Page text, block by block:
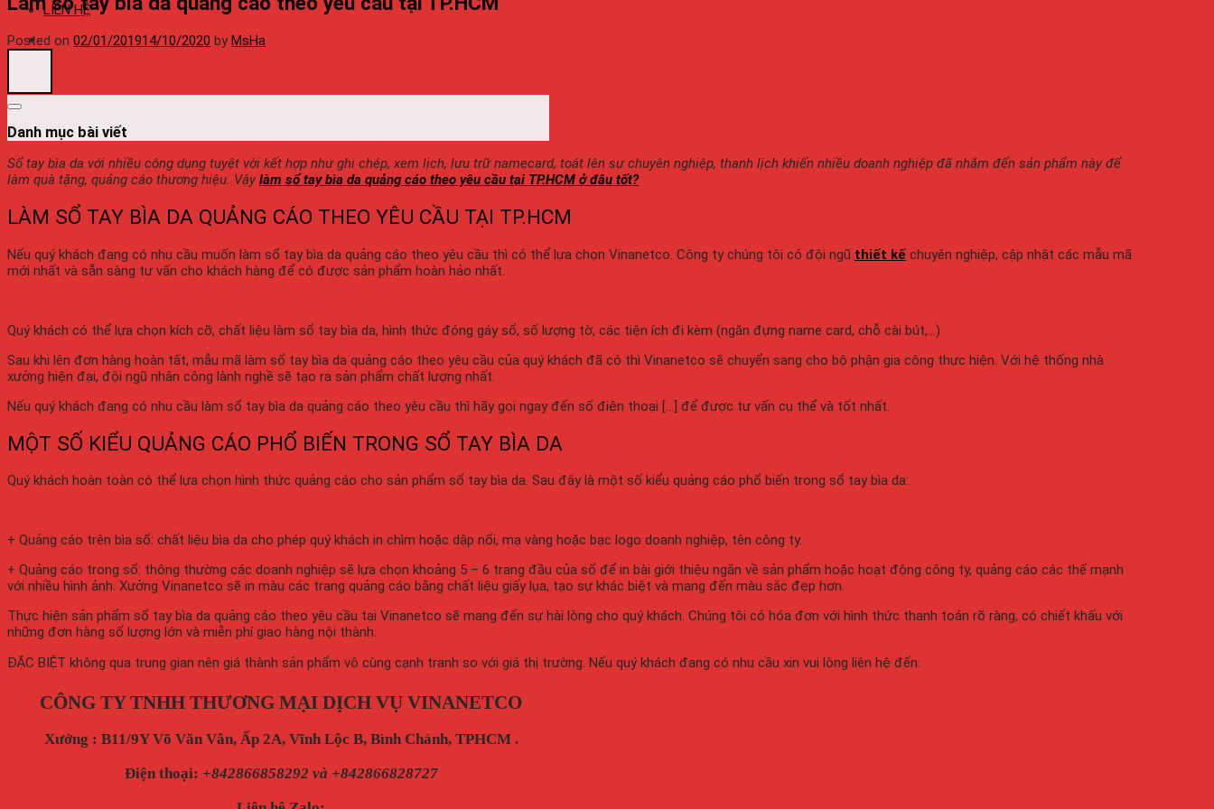
LIÊN HỆ
Posted on 02/01/201914/10/2020 byMsHa
Danh mục bài viết
Sổ tay bìa da với nhiều công dụng tuyệt vời kết hợp như ghi chép, xem lịch, lưu trữ namecard, toát lên sự chuyên nghiệp, thanh lịch khiến nhiều doanh nghiệp đã nhắm đến sản phẩm này để
làm quà tặng, quảng cáo thương hiệu. Vậy làm sổ tay bìa da quảng cáo theo yêu cầu tại TP.HCM ở đâu tốt?
LÀM SỔ TAY BÌA DA QUẢNG CÁO THEO YÊU CẦU TẠI TP.HCM
Nếu quý khách đang có nhu cầu muốn làm sổ tay bìa da quảng cáo theo yêu cầu thì có thể lựa chọn Vinanetco. Công ty chúng tôi có đội ngũ thiết kế chuyên nghiệp, cập nhật các mẫu mã
mới nhất và sẵn sàng tư vấn cho khách hàng để có được sản phẩm hoàn hảo nhất.
Quý khách có thể lựa chọn kích cỡ, chất liệu làm sổ tay bìa da, hình thức đóng gáy sổ, số lượng tờ, các tiện ích đi kèm (ngăn đựng name card, chỗ cài bút,…)
Sau khi lên đơn hàng hoàn tất, mẫu mã làm sổ tay bìa da quảng cáo theo yêu cầu của quý khách đã có thì Vinanetco sẽ chuyển sang cho bộ phận gia công thực hiện. Với hệ thống nhà
xưởng hiện đại, đội ngũ nhân công lành nghề sẽ tạo ra sản phẩm chất lượng nhất.
Nếu quý khách đang có nhu cầu làm sổ tay bìa da quảng cáo theo yêu cầu thì hãy gọi ngay đến số điện thoại […] để được tư vấn cụ thể và tốt nhất.
MỘT SỐ KIỂU QUẢNG CÁO PHỔ BIẾN TRONG SỔ TAY BÌA DA
Quý khách hoàn toàn có thể lựa chọn hình thức quảng cáo cho sản phẩm sổ tay bìa da. Sau đây là một số kiểu quảng cáo phổ biến trong sổ tay bìa da:
+ Quảng cáo trên bìa sổ: chất liệu bìa da cho phép quý khách in chìm hoặc dập nổi, mạ vàng hoặc bạc logo doanh nghiệp, tên công ty.
+ Quảng cáo trong sổ: thông thường các doanh nghiệp sẽ lựa chọn khoảng 5 – 6 trang đầu của sổ để in bài giới thiệu ngắn về sản phẩm hoặc hoạt động công ty, quảng cáo các thế mạnh
với nhiều hình ảnh. Xưởng Vinanetco sẽ in màu các trang quảng cáo bằng chất liệu giấy lụa, tạo sự khác biệt và mang đến màu sắc đẹp hơn.
Thực hiện sản phẩm sổ tay bìa da quảng cáo theo yêu cầu tại Vinanetco sẽ mang đến sự hài lòng cho quý khách. Chúng tôi có hóa đơn với hình thức thanh toán rõ ràng, có chiết khấu với
những đơn hàng số lượng lớn và miễn phí giao hàng nội thành.
ĐẶC BIỆT không qua trung gian nên giá thành sản phẩm vô cùng cạnh tranh so với giá thị trường. Nếu quý khách đang có nhu cầu xin vui lòng liên hệ đến:
CÔNG TY TNHH THƯƠNG MẠI DỊCH VỤ VINANETCO
Xưởng : B11/9Y Võ Văn Vân, Ấp 2A, Vĩnh Lộc B, Bình Chánh, TPHCM .
Điện thoại: +842866858292 và +842866828727